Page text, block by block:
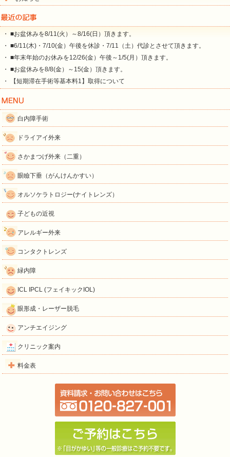
・ ■お盆休みを8/11(火）～8/16(日）頂きます。
・ ■6/11(木)・7/10(金）午後を休診・7/11（土）代診とさせて頂きます。
・ ■年末年始のお休みを12/26(金）午後～1/5(月）頂きます。
・ ■お盆休みを8/8(金）～15(金）頂きます。
・ 【短期滞在手術等基本料1】取得について
白内障手術
ドライアイ外来
さかまつげ外来（二重）
眼瞼下垂（がんけんかすい）
オルソケラトロジー(ナイトレンズ）
子どもの近視
アレルギー外来
コンタクトレンズ
緑内障
ICL IPCL (フェイキックIOL)
眼形成・レーザー脱毛
アンチエイジング
クリニック案内
料金表